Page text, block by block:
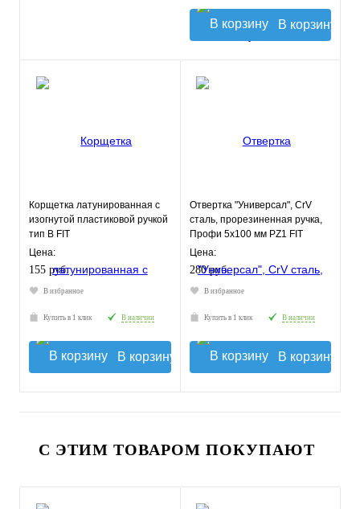
В корзину
Корщетка латунированная с
изогнутой пластиковой ручкой
тип В FIT
Цена:
155 руб.
В избранное
Купить в 1 клик В наличии
В корзину
Отвертка "Универсал", CrV
сталь, прорезиненная ручка,
Профи 5х100 мм РZ1 FIT
Цена:
280 руб.
В избранное
Купить в 1 клик В наличии
В корзину
С ЭТИМ ТОВАРОМ ПОКУПАЮТ